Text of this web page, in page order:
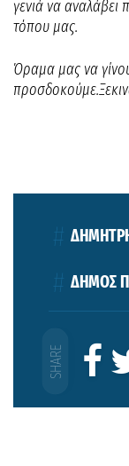
γενιά να
τόπου μας.
Όραμα μας να
προσδοκούμε.
ΔΗΜΟΣ